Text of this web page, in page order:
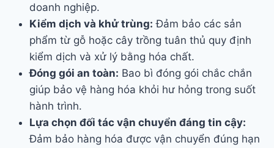
doanh nghiệp.
Kiểm dịch và khử trùng: Đảm bảo các sản
phẩm từ gỗ hoặc cây trồng tuân thủ quy định
kiểm dịch và xử lý bằng hóa chất.
Đóng gói an toàn: Bao bì đóng gói chắc chắn
giúp bảo vệ hàng hóa khỏi hư hỏng trong suốt
hành trình.
Lựa chọn đối tác vận chuyển đáng tin cậy:
Đảm bảo hàng hóa được vận chuyển đúng hạn